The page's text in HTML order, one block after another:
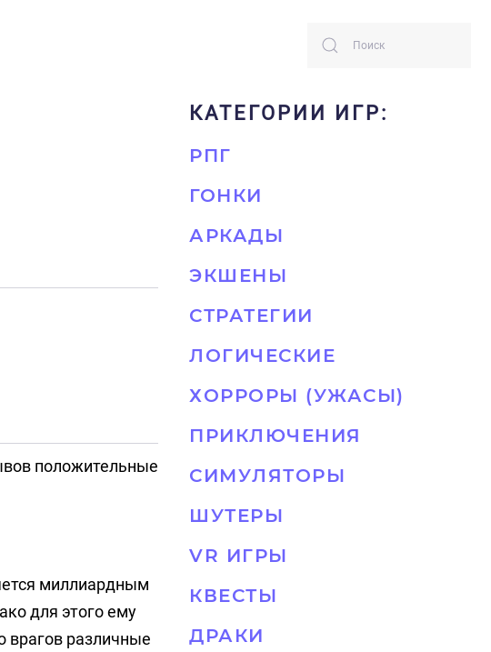
положительные
миллиардным
для этого ему
врагов различные
КАТЕГОРИИ ИГР:
РПГ
ГОНКИ
АРКАДЫ
ЭКШЕНЫ
СТРАТЕГИИ
ЛОГИЧЕСКИЕ
ХОРРОРЫ (УЖАСЫ)
ПРИКЛЮЧЕНИЯ
СИМУЛЯТОРЫ
ШУТЕРЫ
VR ИГРЫ
КВЕСТЫ
ДРАКИ